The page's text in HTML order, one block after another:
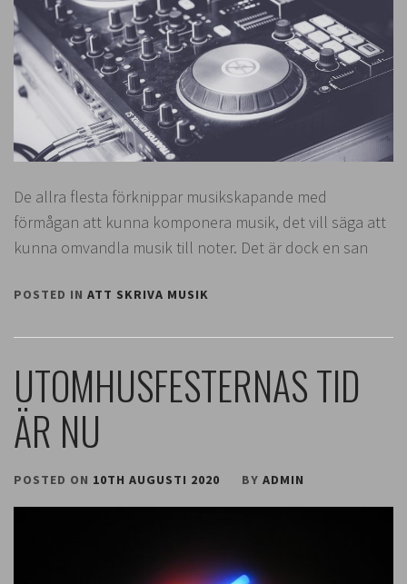
De allra flesta förknippar musikskapande med
förmågan att kunna komponera musik, det vill säga att
kunna omvandla musik till noter. Det är dock en san
POSTED IN ATT SKRIVA MUSIK
UTOMHUSFESTERNAS TID
ÄR NU
POSTED ON 10TH AUGUSTI 2020 BY ADMIN